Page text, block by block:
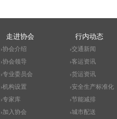
走进协会
协会介绍
协会领导
专业委员会
机构设置
专家库
加入协会
行内动态
交通新闻
客运资讯
货运资讯
安全生产标准化
节能减排
城市配送